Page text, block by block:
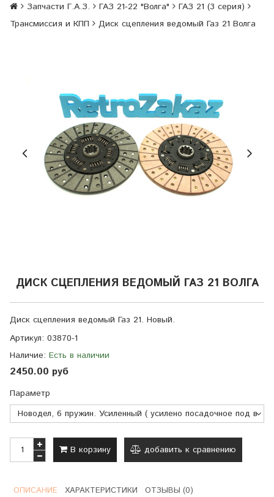
Запчасти Г.А.З. ГАЗ 21-22 "Волга"
ГАЗ 21 (3 серия)
Трансмиссия и КПП
Диск сцепления ведомый Газ 21 Волга
ДИСК СЦЕПЛЕНИЯ ВЕДОМЫЙ ГАЗ 21 ВОЛГА
Диск сцепления ведомый Газ 21. Новый.
Артикул: 03870-1
Наличие: Есть в наличии
2450.00 руб
Параметр
В корзину добавить к сравнению
ОПИСАНИЕ ХАРАКТЕРИСТИКИ ОТЗЫВЫ (0)